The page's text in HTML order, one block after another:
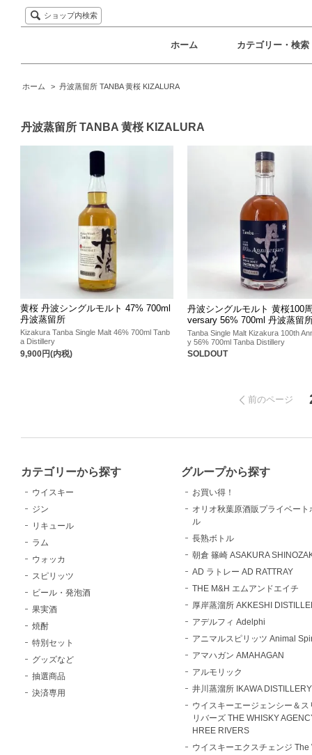
ショップ内検索
ホーム カテゴリー・検索
ホーム > 丹波蒸留所 TANBA 黄桜 KIZALURA
丹波蒸留所 TANBA 黄桜 KIZALURA
黄桜 丹波シングルモルト 47% 700ml
丹波蒸留所
Kizakura Tanba Single Malt 46% 700ml Tanb
a Distillery
9,900円(内税)
丹波シングルモルト 黄桜100
versary 56% 700ml 丹波蒸留
Tanba Single Malt Kizakura 100th
y 56% 700ml Tanba Distillery
SOLDOUT
前のページ
カテゴリーから探す
ウイスキー
ジン
リキュール
ラム
ウォッカ
スピリッツ
ビール・発泡酒
果実酒
焼酎
特別セット
グッズなど
抽選商品
決済専用
グループから探す
お買い得！
オリオ秋葉原酒販プライベート
ル
長熟ボトル
朝倉 篠崎 ASAKURA
AD ラトレー AD RATTRAY
THE M&H エムアンドエイチ
厚岸蒸溜所 AKKESHI
アデルフィ Adelphi
アニマルスピリッツ Animal
アマハガン AMAHAGAN
アルモリック
井川蒸溜所 IKAWA DISTILLERY
ウイスキーエージェンシー＆ス
リバーズ THE WHISKY
HREE RIVERS
ウイスキーエクスチェンジ The